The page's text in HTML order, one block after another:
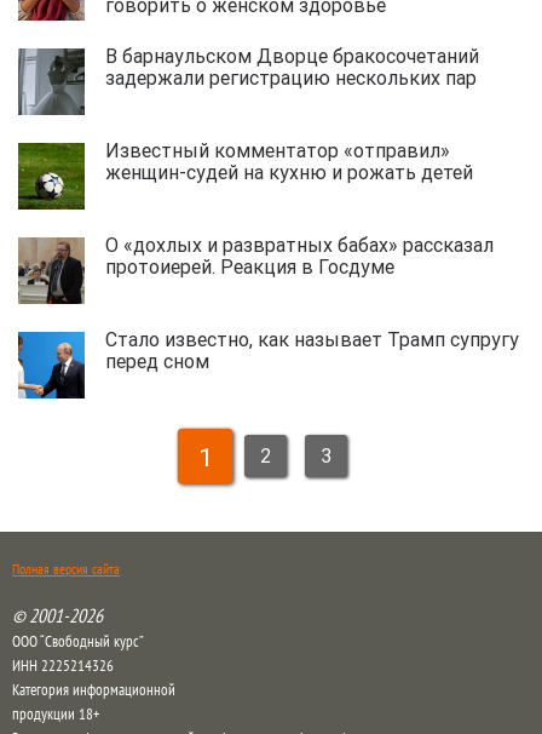
В барнаульском Дворце бракосочетаний
задержали регистрацию нескольких пар
Известный комментатор «отправил»
женщин-судей на кухню и рожать детей
О «дохлых и развратных бабах» рассказал
протоиерей. Реакция в Госдуме
Стало известно, как называет Трамп супругу
перед сном
1 2 3
Полная версия сайта
© 2001-2026
ООО “Свободный курс”
ИНН 2225214326
Категория информационной
продукции 18+